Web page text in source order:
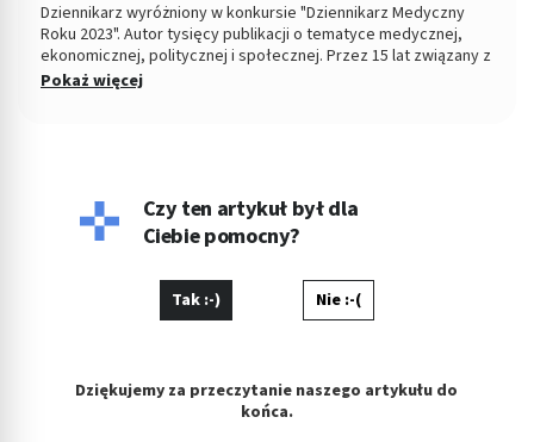
Dziennikarz wyróżniony w konkursie "Dziennikarz Medyczny
Roku 2023". Autor tysięcy publikacji o tematyce medycznej,
ekonomicznej, politycznej i społecznej. Przez 15 lat związany z
Dziennikiem Łódzkim i Polska TheTimes. Z wykształcenia
Pokaż więcej
Czy ten artykuł był dla
Ciebie pomocny?
Tak :-) Nie :-(
Dziękujemy za przeczytanie naszego artykułu do
końca.